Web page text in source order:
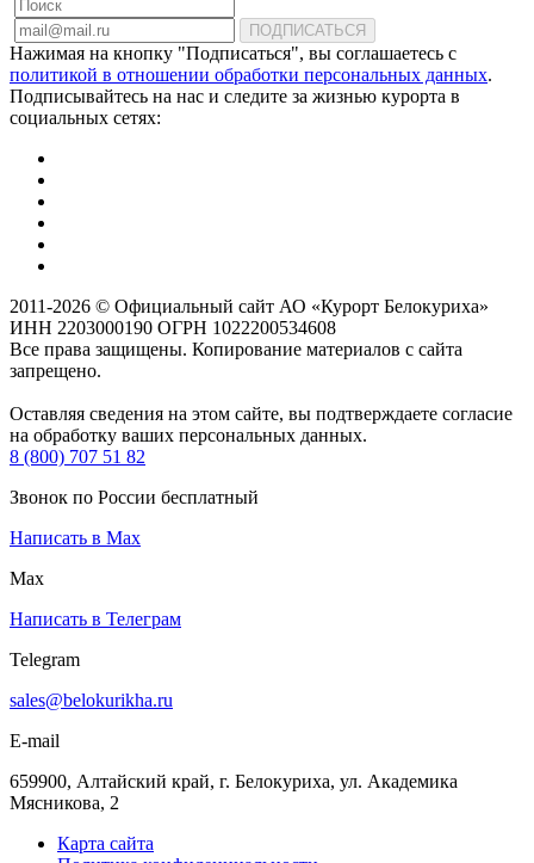
ПОДПИСАТЬСЯ
Нажимая на кнопку "Подписаться", вы соглашаетесь с
политикой в отношении обработки персональных данных.
Подписывайтесь на нас и следите за жизнью курорта в
социальных сетях:
2011-2026 © Официальный сайт АО «Курорт Белокуриха»
ИНН 2203000190 ОГРН 1022200534608
Все права защищены. Копирование материалов с сайта
запрещено.
Оставляя сведения на этом сайте, вы подтверждаете согласие
на обработку ваших персональных данных.
8 (800) 707 51 82
Звонок по России бесплатный
Написать в Max
Max
Написать в Телеграм
Telegram
sales@belokurikha.ru
E-mail
659900, Алтайский край, г. Белокуриха, ул. Академика
Мясникова, 2
Карта сайта